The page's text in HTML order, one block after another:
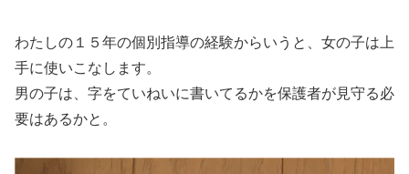
わたしの１５年の個別指導の経験からいうと、女の子は上
手に使いこなします。
男の子は、字をていねいに書いてるかを保護者が見守る必
要はあるかと。